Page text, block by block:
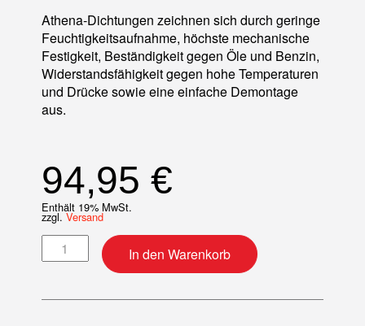
Athena-Dichtungen zeichnen sich durch geringe
Feuchtigkeitsaufnahme, höchste mechanische
Festigkeit, Beständigkeit gegen Öle und Benzin,
Widerstandsfähigkeit gegen hohe Temperaturen
und Drücke sowie eine einfache Demontage
aus.
94,95 €
Enthält 19% MwSt.
zzgl. Versand
Motordichtsatz MengeIn den Warenkorb